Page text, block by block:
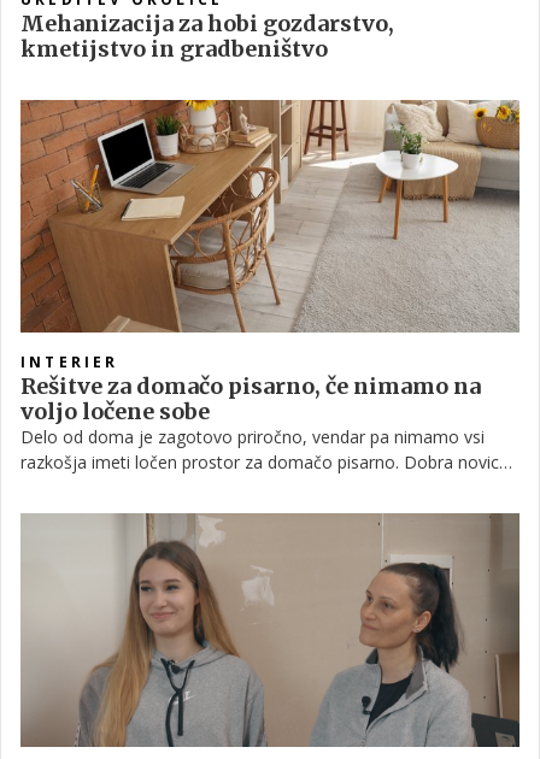
Mehanizacija za hobi gozdarstvo,
kmetijstvo in gradbeništvo
INTERIER
Rešitve za domačo pisarno, če nimamo na
voljo ločene sobe
Delo od doma je zagotovo priročno, vendar pa nimamo vsi
razkošja imeti ločen prostor za domačo pisarno. Dobra novica
delovni prostor.